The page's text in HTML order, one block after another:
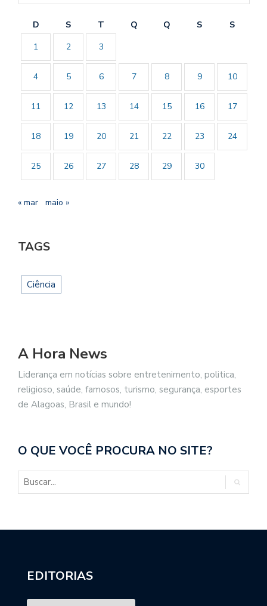
D S T Q Q S
S
1
2 3
4 5 6 7 8 9 10
11 12 13 14 15 16 17
18 19 20 21 22 23 24
25 26 27 28 29 30
« mar maio »
TAGS
Ciência
A Hora News
Liderança em notícias sobre entretenimento, politica,
religioso, saúde, famosos, turismo, segurança, esportes
de Alagoas, Brasil e mundo!
O QUE VOCÊ PROCURA NO SITE?
EDITORIAS